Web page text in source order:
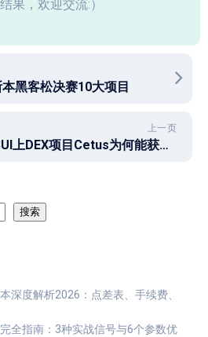
果，欢迎交流:）
黑客松决赛10大项目
上一页
公募超募90倍，SUI上DEX项目Cetus为何能获得社区追捧？
搜索
深度解析2026：点差表、手续费、
全指南：3种实战信号与6个参数优